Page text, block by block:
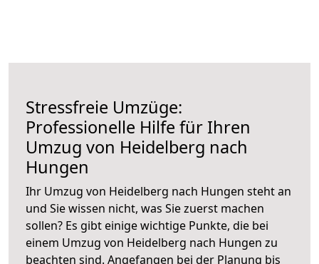
Stressfreie Umzüge:
Professionelle Hilfe für Ihren
Umzug von Heidelberg nach
Hungen
Ihr Umzug von Heidelberg nach Hungen steht an
und Sie wissen nicht, was Sie zuerst machen
sollen? Es gibt einige wichtige Punkte, die bei
einem Umzug von Heidelberg nach Hungen zu
beachten sind. Angefangen bei der Planung bis